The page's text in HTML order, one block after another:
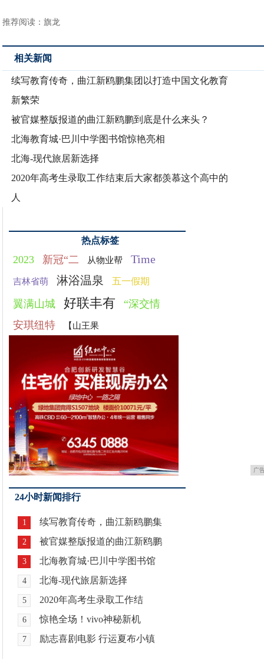
推荐阅读：旗龙
相关新闻
续写教育传奇，曲江新鸥鹏集团以打造中国文化教育
新繁荣
被官媒整版报道的曲江新鸥鹏到底是什么来头？
北海教育城·巴川中学图书馆惊艳亮相
北海-现代旅居新选择
2020年高考生录取工作结束后大家都羡慕这个高中的
人
热点标签
2023 新冠“二 从物业帮 Time
吉林省萌 淋浴温泉 五一假期
翼满山城 好联丰有
“深交情
安琪纽特
【山王果
广
24小时新闻排行
1 续写教育传奇，曲江新鸥鹏集
2 被官媒整版报道的曲江新鸥鹏
3 北海教育城·巴川中学图书馆
4 北海-现代旅居新选择
5 2020年高考生录取工作结
6 惊艳全场！vivo神秘新机
7 励志喜剧电影 行运夏布小镇